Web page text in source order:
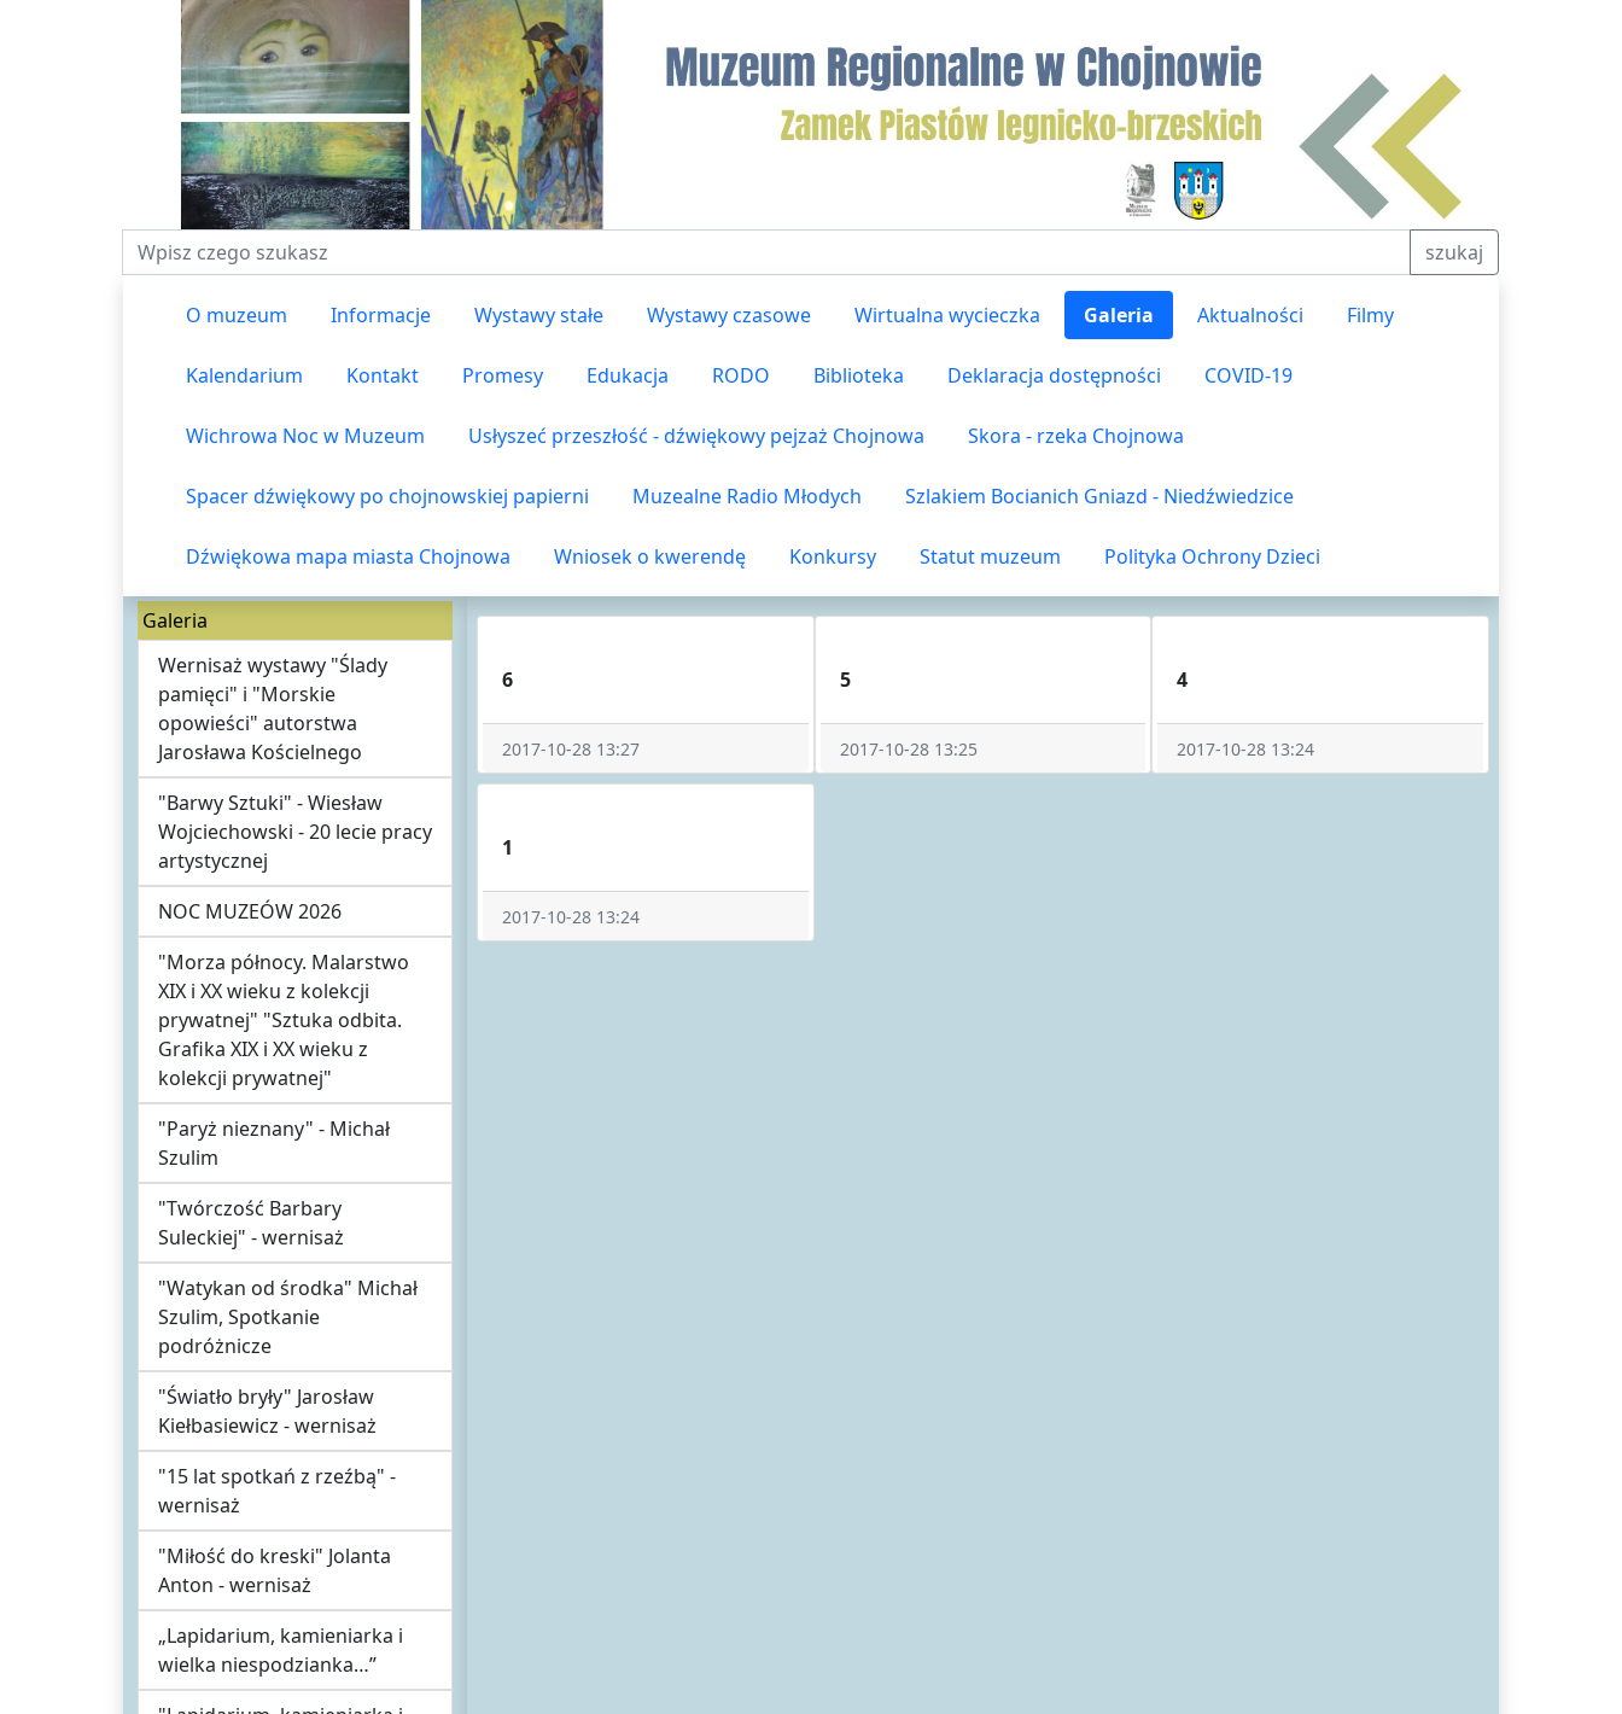
Fraza do wyszukiwania szukaj
O muzeum Informacje Wystawy stałe Wystawy czasowe Wirtualna wycieczka Galeria Aktualności Filmy
Kalendarium Kontakt Promesy Edukacja RODO Biblioteka Deklaracja dostępności COVID-19
Wichrowa Noc w Muzeum Usłyszeć przeszłość - dźwiękowy pejzaż Chojnowa Skora - rzeka Chojnowa
Spacer dźwiękowy po chojnowskiej papierni Muzealne Radio Młodych Szlakiem Bocianich Gniazd - Niedźwiedzice
Dźwiękowa mapa miasta Chojnowa Wniosek o kwerendę Konkursy Statut muzeum Polityka Ochrony Dzieci
Galeria
Wernisaż wystawy "Ślady
pamięci" i "Morskie
opowieści" autorstwa
Jarosława Kościelnego
"Barwy Sztuki" - Wiesław
Wojciechowski - 20 lecie pracy
artystycznej
NOC MUZEÓW 2026
"Morza północy. Malarstwo
XIX i XX wieku z kolekcji
prywatnej" "Sztuka odbita.
Grafika XIX i XX wieku z
kolekcji prywatnej"
"Paryż nieznany" - Michał
Szulim
"Twórczość Barbary
Suleckiej" - wernisaż
"Watykan od środka" Michał
Szulim, Spotkanie
podróżnicze
"Światło bryły" Jarosław
Kiełbasiewicz - wernisaż
"15 lat spotkań z rzeźbą" -
wernisaż
"Miłość do kreski" Jolanta
Anton - wernisaż
„Lapidarium, kamieniarka i
wielka niespodzianka…”
6
2017-10-28 13:27
5
2017-10-28 13:25
4
2017-10-28 13:24
1
2017-10-28 13:24